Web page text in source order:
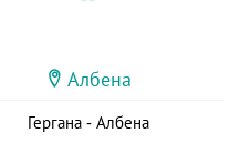
Албена
Гергана - Албена